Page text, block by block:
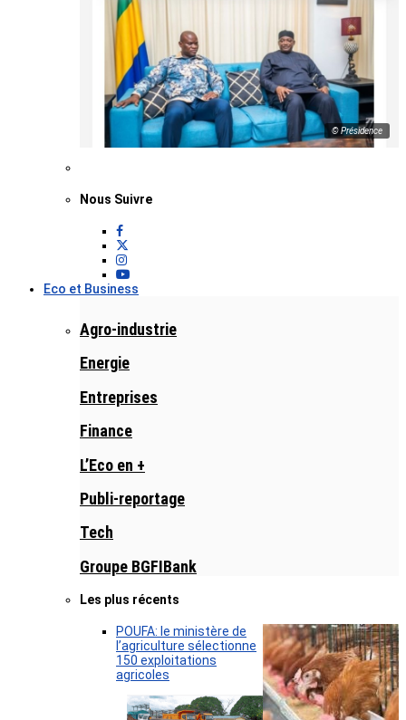
© Présidence
Nous Suivre
Eco et Business
Agro-industrie
Energie
Entreprises
Finance
L’Eco en +
Publi-reportage
Tech
Groupe BGFIBank
Les plus récents
POUFA: le ministère de
l’agriculture sélectionne
150 exploitations
agricoles